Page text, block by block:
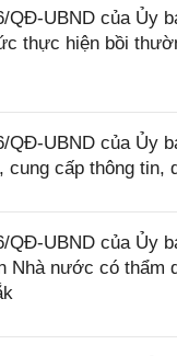
QĐ-UBND của Ủy
thực hiện bồi
QĐ-UBND của Ủy
cấp thông tin,
QĐ-UBND của Ủy
Nhà nước có thẩm